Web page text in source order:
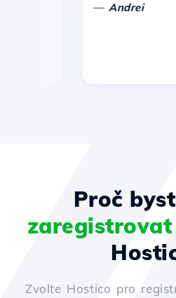
Andrei
Proč
zaregistrovat
Zvolte Hostico pro